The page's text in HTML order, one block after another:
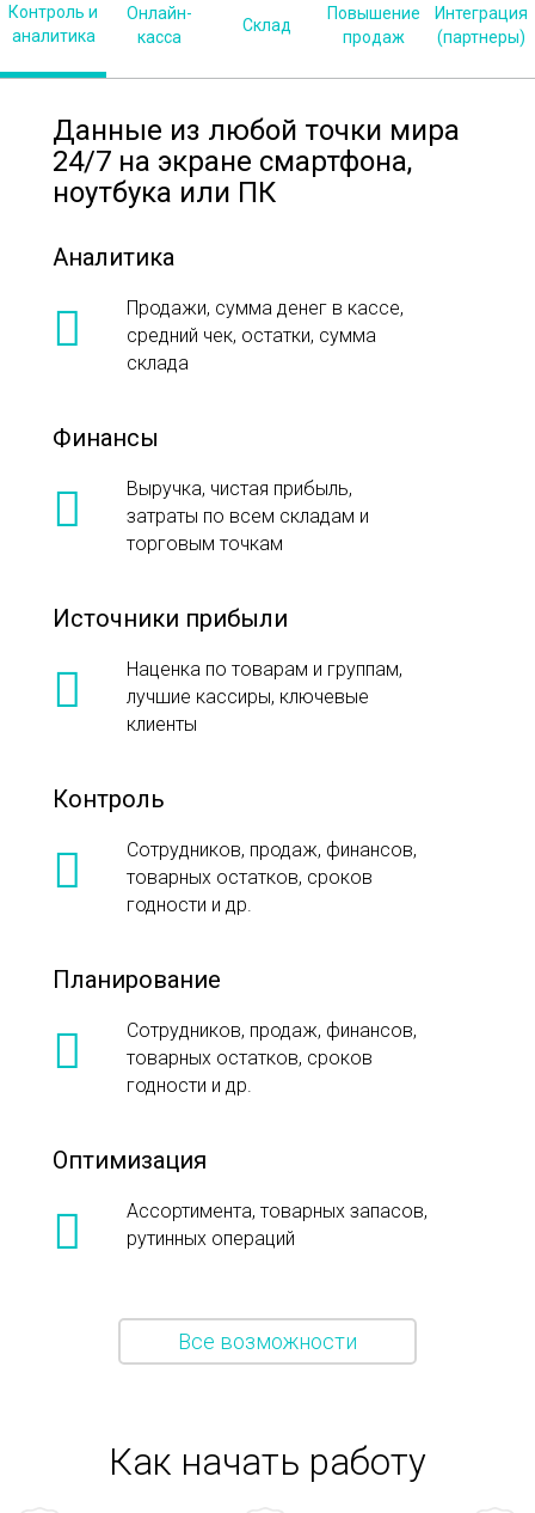
Контроль и
аналитика
Онлайн-
касса
Склад
Повышение
продаж
Интеграция
(партнеры)
Данные из любой точки мира
24/7 на экране смартфона,
ноутбука или ПК
Аналитика
Продажи, сумма денег в кассе,
средний чек, остатки, сумма
склада
Финансы
Выручка, чистая прибыль,
затраты по всем складам и
торговым точкам
Источники прибыли
Наценка по товарам и группам,
лучшие кассиры, ключевые
клиенты
Контроль
Сотрудников, продаж, финансов,
товарных остатков, сроков
годности и др.
Планирование
Сотрудников, продаж, финансов,
товарных остатков, сроков
годности и др.
Оптимизация
Ассортимента, товарных запасов,
рутинных операций
Все возможности
Как начать работу